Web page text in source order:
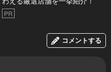
PR
コメントする